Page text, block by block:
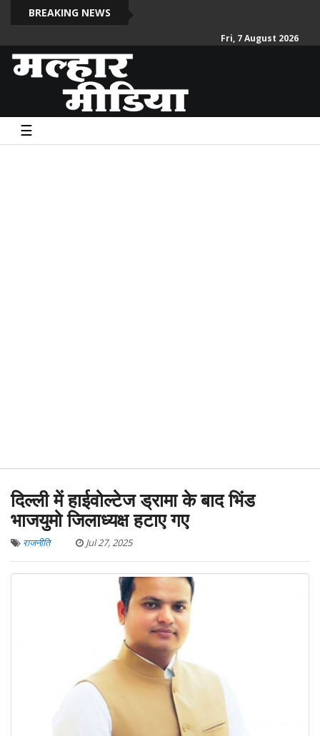
BREAKING NEWS
Fri, 7 August 2026
☰
दिल्ली में हाईवोल्टेज ड्रामा के बाद भिंड
भाजयुमो जिलाध्यक्ष हटाए गए
राजनीति Jul 27, 2025